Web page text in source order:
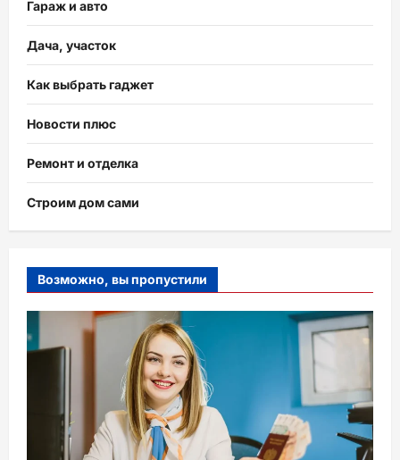
Гараж и авто
Дача, участок
Как выбрать гаджет
Новости плюс
Ремонт и отделка
Строим дом сами
Возможно, вы пропустили